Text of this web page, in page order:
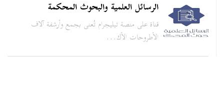
الرسائل العلمية والبحوث المحكمة
قناة على منصة تيليجرام تُعنى بجمع وأرشفة آلاف
الأطروحات الأك...